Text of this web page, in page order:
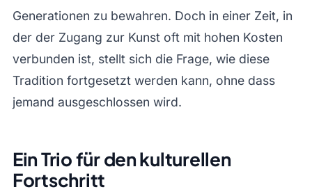
Generationen zu bewahren. Doch in einer Zeit, in
der der Zugang zur Kunst oft mit hohen Kosten
verbunden ist, stellt sich die Frage, wie diese
Tradition fortgesetzt werden kann, ohne dass
jemand ausgeschlossen wird.
Ein Trio für den kulturellen
Fortschritt